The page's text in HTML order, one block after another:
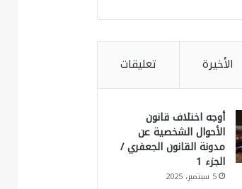
الأخيرة تعليقات
أوجه اختلاف قانون
الأحوال الشخصية عن
مدونة القانون الجعفري /
الجزء 1
5 سبتمبر، 2025